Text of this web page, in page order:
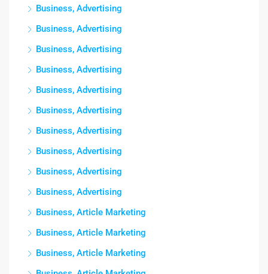
Business, Advertising
Business, Advertising
Business, Advertising
Business, Advertising
Business, Advertising
Business, Advertising
Business, Advertising
Business, Advertising
Business, Advertising
Business, Advertising
Business, Article Marketing
Business, Article Marketing
Business, Article Marketing